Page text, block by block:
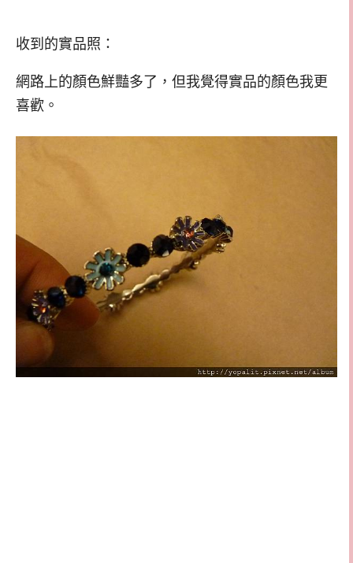
收到的實品照：
網路上的顏色鮮豔多了，但我覺得實品的顏色我更
喜歡。